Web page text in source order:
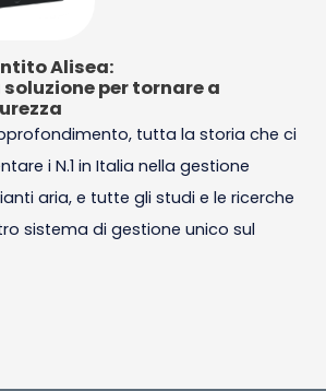
Alisea:
per tornare a
tutta la storia che ci
i N.1 in Italia nella gestione
aria, e tutte gli studi e le ricerche
sistema di gestione unico sul